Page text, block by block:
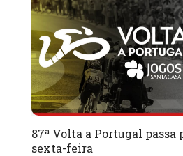
87ª Volta a Portugal passa
sexta-feira